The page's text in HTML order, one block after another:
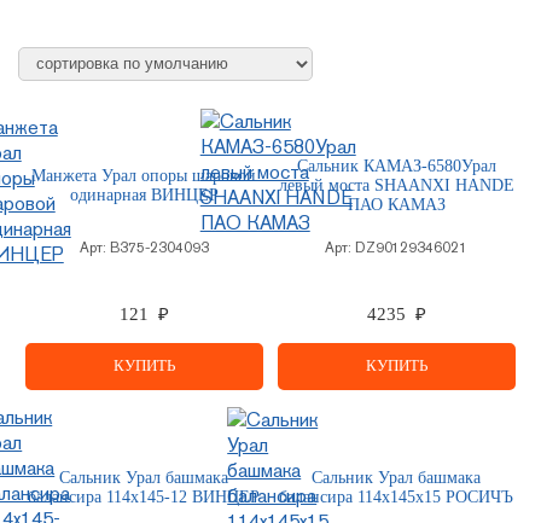
Манжета Урал опоры шаровой
одинарная ВИНЦЕР
Арт: В375-2304093
121 ₽
КУПИТЬ
Сальник КАМАЗ-6580Урал
левый моста SHAANXI HANDE
ПАО КАМАЗ
Арт: DZ90129346021
4235 ₽
КУПИТЬ
Сальник Урал башмака
балансира 114х145-12 ВИНЦЕР
Сальник Урал башмака
балансира 114х145х15 РОСИЧЪ